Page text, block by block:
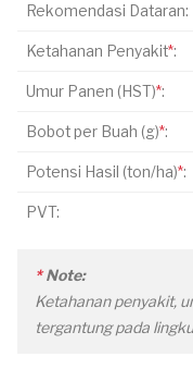
Rekomendasi Dataran:
Ketahanan Penyakit*:
Umur Panen (HST)*:
Bobot per Buah (g)*:
Potensi Hasil (ton/ha)*:
PVT:
*Note:
Ketahanan penyakit,
tergantung pada